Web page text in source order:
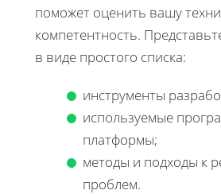
поможет оценить вашу
компетентность.
в виде простого списка:
инструменты
используемые
платформы;
методы и подходы к
проблем.